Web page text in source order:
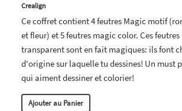
Crealign
Ce coffret contient 4 feutres Magic motif
et fleur) et 5 feutres magic color. Ces
transparent sont en fait magiques: ils font
d'origine sur laquelle tu dessines! Un must
qui aiment dessiner et colorier!
Ajouter au Panier